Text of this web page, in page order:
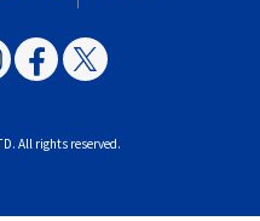
All rights reserved.